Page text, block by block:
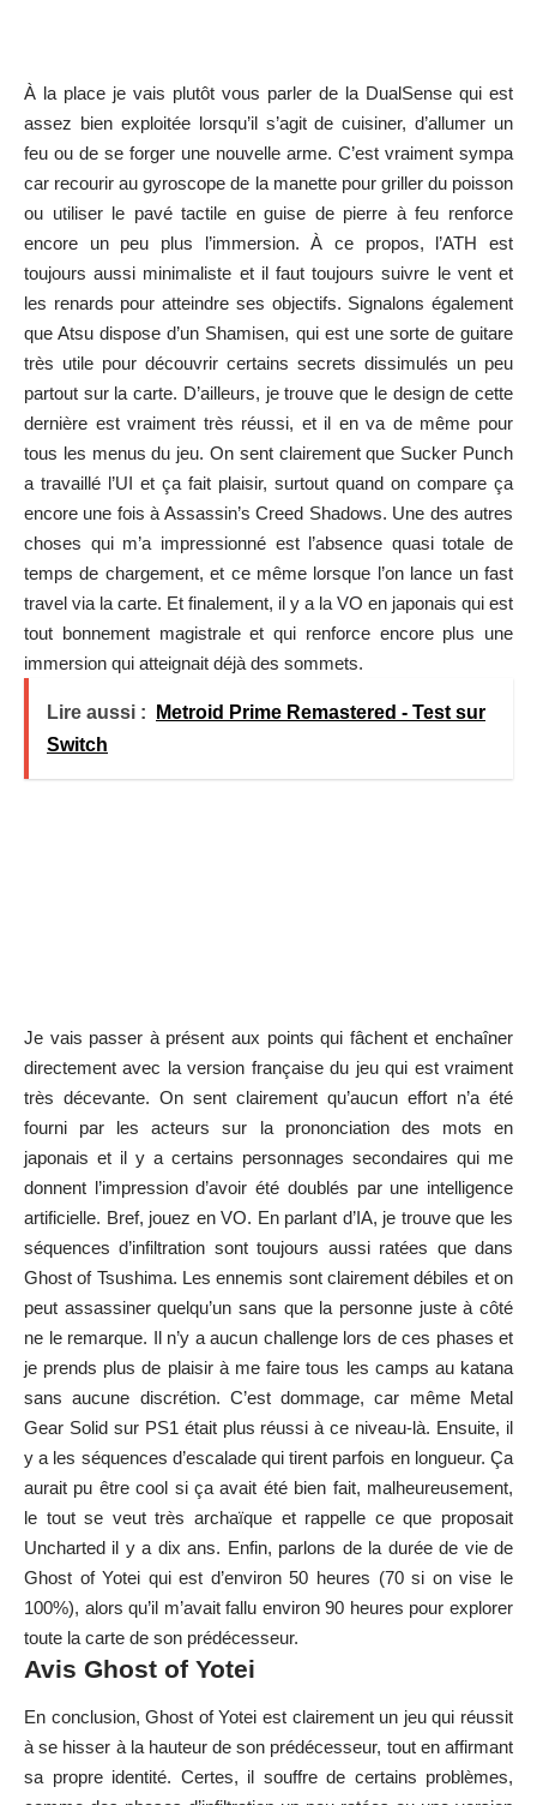
À la place je vais plutôt vous parler de la DualSense qui est
assez bien exploitée lorsqu’il s’agit de cuisiner, d’allumer un
feu ou de se forger une nouvelle arme. C’est vraiment sympa
car recourir au gyroscope de la manette pour griller du poisson
ou utiliser le pavé tactile en guise de pierre à feu renforce
encore un peu plus l’immersion. À ce propos, l’ATH est
toujours aussi minimaliste et il faut toujours suivre le vent et
les renards pour atteindre ses objectifs. Signalons également
que Atsu dispose d’un Shamisen, qui est une sorte de guitare
très utile pour découvrir certains secrets dissimulés un peu
partout sur la carte. D’ailleurs, je trouve que le design de cette
dernière est vraiment très réussi, et il en va de même pour
tous les menus du jeu. On sent clairement que Sucker Punch
a travaillé l’UI et ça fait plaisir, surtout quand on compare ça
encore une fois à Assassin’s Creed Shadows. Une des autres
choses qui m’a impressionné est l’absence quasi totale de
temps de chargement, et ce même lorsque l’on lance un fast
travel via la carte. Et finalement, il y a la VO en japonais qui est
tout bonnement magistrale et qui renforce encore plus une
immersion qui atteignait déjà des sommets.
Lire aussi :
Metroid Prime Remastered - Test sur
Switch
Je vais passer à présent aux points qui fâchent et enchaîner
directement avec la version française du jeu qui est vraiment
très décevante. On sent clairement qu’aucun effort n’a été
fourni par les acteurs sur la prononciation des mots en
japonais et il y a certains personnages secondaires qui me
donnent l’impression d’avoir été doublés par une intelligence
artificielle. Bref, jouez en VO. En parlant d’IA, je trouve que les
séquences d’infiltration sont toujours aussi ratées que dans
Ghost of Tsushima. Les ennemis sont clairement débiles et on
peut assassiner quelqu’un sans que la personne juste à côté
ne le remarque. Il n’y a aucun challenge lors de ces phases et
je prends plus de plaisir à me faire tous les camps au katana
sans aucune discrétion. C’est dommage, car même Metal
Gear Solid sur PS1 était plus réussi à ce niveau-là. Ensuite, il
y a les séquences d’escalade qui tirent parfois en longueur. Ça
aurait pu être cool si ça avait été bien fait, malheureusement,
le tout se veut très archaïque et rappelle ce que proposait
Uncharted il y a dix ans. Enfin, parlons de la durée de vie de
Ghost of Yotei qui est d’environ 50 heures (70 si on vise le
100%), alors qu’il m’avait fallu environ 90 heures pour explorer
toute la carte de son prédécesseur.
Avis Ghost of Yotei
En conclusion, Ghost of Yotei est clairement un jeu qui réussit
à se hisser à la hauteur de son prédécesseur, tout en affirmant
sa propre identité. Certes, il souffre de certains problèmes,